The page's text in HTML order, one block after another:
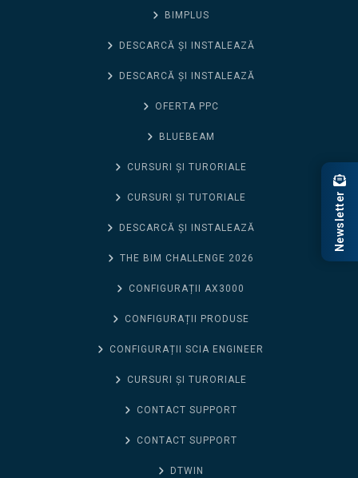
BIMPLUS
DESCARCĂ ȘI INSTALEAZĂ
DESCARCĂ ȘI INSTALEAZĂ
OFERTA PPC
BLUEBEAM
CURSURI ȘI TURORIALE
CURSURI ȘI TUTORIALE
DESCARCĂ ȘI INSTALEAZĂ
THE BIM CHALLENGE 2026
CONFIGURAȚII AX3000
CONFIGURAȚII PRODUSE
CONFIGURAȚII SCIA ENGINEER
CURSURI ȘI TURORIALE
CONTACT SUPPORT
CONTACT SUPPORT
DTWIN
Newsletter